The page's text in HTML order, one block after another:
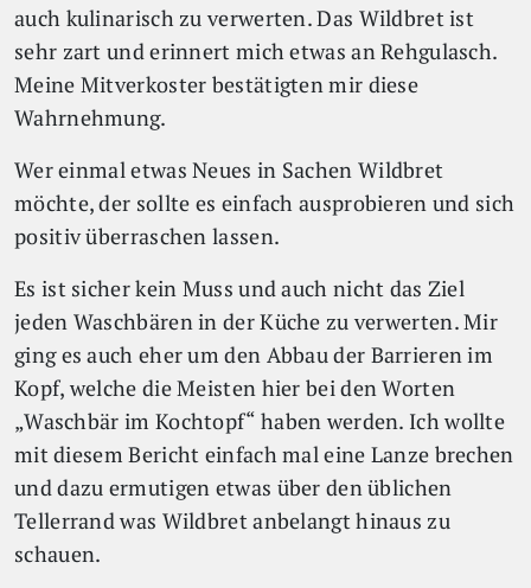
auch kulinarisch zu verwerten. Das Wildbret ist
sehr zart und erinnert mich etwas an Rehgulasch.
Meine Mitverkoster bestätigten mir diese
Wahrnehmung.
Wer einmal etwas Neues in Sachen Wildbret
möchte, der sollte es einfach ausprobieren und sich
positiv überraschen lassen.
Es ist sicher kein Muss und auch nicht das Ziel
jeden Waschbären in der Küche zu verwerten. Mir
ging es auch eher um den Abbau der Barrieren im
Kopf, welche die Meisten hier bei den Worten
„Waschbär im Kochtopf“ haben werden. Ich wollte
mit diesem Bericht einfach mal eine Lanze brechen
und dazu ermutigen etwas über den üblichen
Tellerrand was Wildbret anbelangt hinaus zu
schauen.